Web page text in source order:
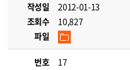
작성일
2012-01-13
조회수
10,827
파일
번호
17